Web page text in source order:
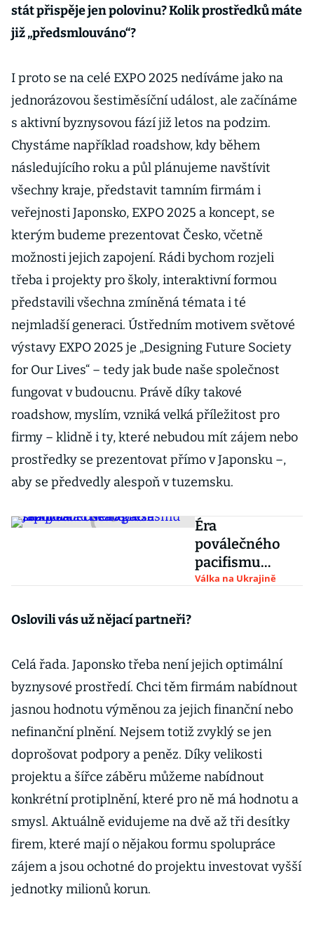
stát přispěje jen polovinu? Kolik prostředků máte
již „předsmlouváno“?
I proto se na celé EXPO 2025 nedíváme jako na
jednorázovou šestiměsíční událost, ale začínáme
s aktivní byznysovou fází již letos na podzim.
Chystáme například roadshow, kdy během
následujícího roku a půl plánujeme navštívit
všechny kraje, představit tamním firmám i
veřejnosti Japonsko, EXPO 2025 a koncept, se
kterým budeme prezentovat Česko, včetně
možnosti jejich zapojení. Rádi bychom rozjeli
třeba i projekty pro školy, interaktivní formou
představili všechna zmíněná témata i té
nejmladší generaci. Ústředním motivem světové
výstavy EXPO 2025 je „Designing Future Society
for Our Lives“ – tedy jak bude naše společnost
fungovat v budoucnu. Právě díky takové
roadshow, myslím, vzniká velká příležitost pro
firmy – klidně i ty, které nebudou mít zájem nebo
prostředky se prezentovat přímo v Japonsku –,
aby se předvedly alespoň v tuzemsku.
Éra
poválečného
pacifismu
skončila. Ruská
Válka na Ukrajině
Oslovili vás už nějací partneři?
Celá řada. Japonsko třeba není jejich optimální
byznysové prostředí. Chci těm firmám nabídnout
jasnou hodnotu výměnou za jejich finanční nebo
nefinanční plnění. Nejsem totiž zvyklý se jen
doprošovat podpory a peněz. Díky velikosti
projektu a šířce záběru můžeme nabídnout
konkrétní protiplnění, které pro ně má hodnotu a
smysl. Aktuálně evidujeme na dvě až tři desítky
firem, které mají o nějakou formu spolupráce
zájem a jsou ochotné do projektu investovat vyšší
jednotky milionů korun.